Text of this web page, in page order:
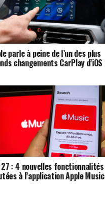
parle à peine de l’un des plus
changements CarPlay d’iOS
27 : 4 nouvelles fonctionnalités
à l’application Apple Music